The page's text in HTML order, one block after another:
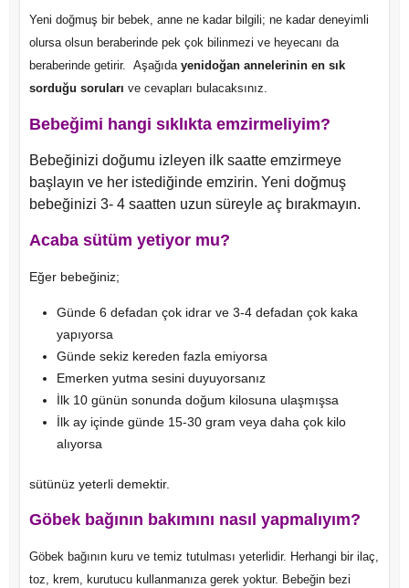
Yeni doğmuş bir bebek, anne ne kadar bilgili; ne kadar deneyimli
olursa olsun beraberinde pek çok bilinmezi ve heyecanı da
beraberinde getirir. Aşağıda yenidoğan annelerinin en sık
sorduğu soruları ve cevapları bulacaksınız.
Bebeğimi hangi sıklıkta emzirmeliyim?
Bebeğinizi doğumu izleyen ilk saatte emzirmeye
başlayın ve her istediğinde emzirin. Yeni doğmuş
bebeğinizi 3- 4 saatten uzun süreyle aç bırakmayın.
Acaba sütüm yetiyor mu?
Eğer bebeğiniz;
Günde 6 defadan çok idrar ve 3-4 defadan çok kaka
yapıyorsa
Günde sekiz kereden fazla emiyorsa
Emerken yutma sesini duyuyorsanız
İlk 10 günün sonunda doğum kilosuna ulaşmışsa
İlk ay içinde günde 15-30 gram veya daha çok kilo
alıyorsa
sütünüz yeterli demektir.
Göbek bağının bakımını nasıl yapmalıyım?
Göbek bağının kuru ve temiz tutulması yeterlidir. Herhangi bir ilaç,
toz, krem, kurutucu kullanmanıza gerek yoktur. Bebeğin bezi